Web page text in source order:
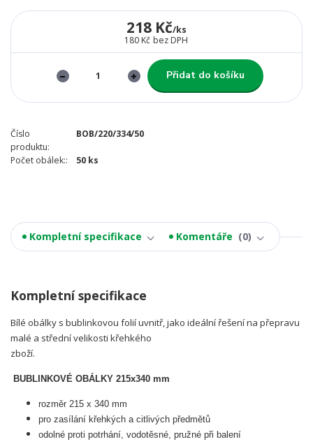
218 Kč/ks
180 Kč bez DPH
Přidat do košíku
Číslo
produktu:
BOB/220/334/50
Počet obálek:: 50 ks
Kompletní specifikace Komentáře 0
Kompletní specifikace
Bílé obálky s bublinkovou folií uvnitř, jako ideální řešení na přepravu
malé a střední velikosti křehkého
zboží.
BUBLINKOVÉ OBÁLKY 215x340 mm
rozměr 215 x 340 mm
pro zasílání křehkých a citlivých předmětů
odolné proti potrhání, vodotěsné, pružné při balení